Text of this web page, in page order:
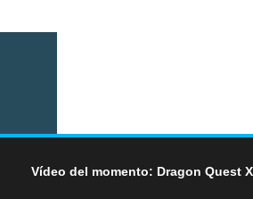
Vídeo del momento: Dragon Quest